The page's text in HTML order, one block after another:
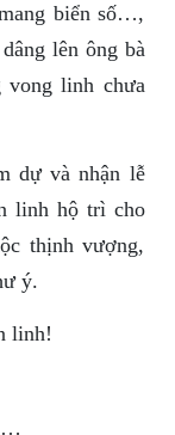
biển số…,
lên ông bà
vong linh chưa
dự và nhận lễ
linh hộ trì cho
thịnh vượng,
ý.
linh!